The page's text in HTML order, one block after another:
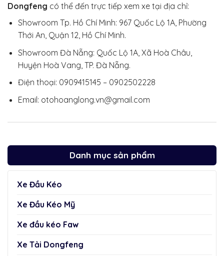
Danh mục sản phẩm
Xe Đầu Kéo
Xe Đầu Kéo Mỹ
Xe đầu kéo Faw
Xe Tải Dongfeng
Dongfeng có thể đến trực tiếp xem xe tại địa chỉ:
Showroom Tp. Hồ Chí Minh: 967 Quốc Lộ 1A, Phường
Thới An, Quận 12, Hồ Chí Minh.
Showroom Đà Nẵng: Quốc Lộ 1A, Xã Hoà Châu,
Huyện Hoà Vang, TP. Đà Nẵng.
Điện thoại: 0909415145 – 0902502228
Email: otohoanglong.vn@gmail.com